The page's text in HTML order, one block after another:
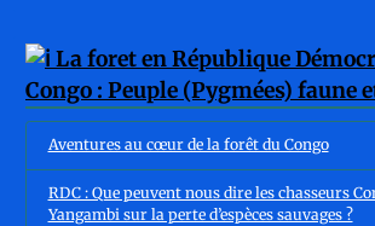
Aventures au cœur de la forêt du Congo
RDC : Que peuvent nous dire les chasseurs
Yangambi sur la perte d’espèces sauvages ?